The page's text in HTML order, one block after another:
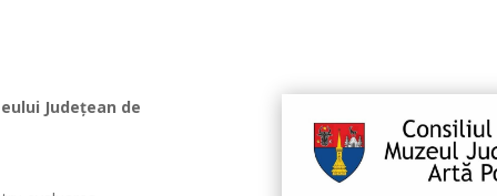
Judeţean de